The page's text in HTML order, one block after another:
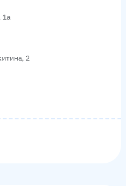
1а
2